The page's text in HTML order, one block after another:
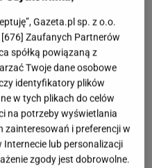
Gazeta.pl sp. z o.o.
676] Zaufanych Partnerów
spółką powiązaną z
Twoje dane osobowe
identyfikatory plików
w tych plikach do celów
na potrzeby wyświetlania
zainteresowań i preferencji w
lub personalizacji
zgody jest dobrowolne.